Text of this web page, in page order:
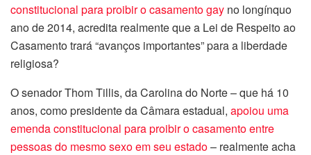
constitucional para proibir o casamento gay no longínquo
ano de 2014, acredita realmente que a Lei de Respeito ao
Casamento trará “avanços importantes” para a liberdade
religiosa?
O senador Thom Tillis, da Carolina do Norte – que há 10
anos, como presidente da Câmara estadual, apoiou uma
emenda constitucional para proibir o casamento entre
pessoas do mesmo sexo em seu estado– realmente acha